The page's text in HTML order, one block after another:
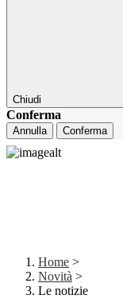
Chiudi
Conferma
Annulla Conferma
Home >
Novità >
Le notizie